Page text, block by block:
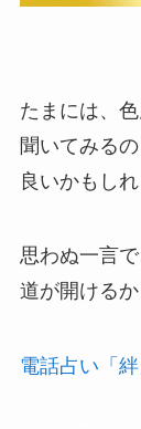
たまには、
聞いてみるの
良いかもし
思わぬ一言で
道が開けるか
電話占い「絆